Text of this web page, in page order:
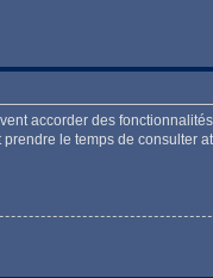
accorder des
le temps de consulter